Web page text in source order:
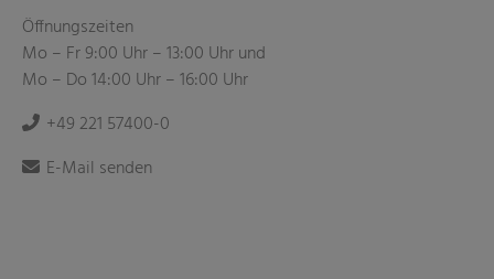
Öffnungszeiten
Mo – Fr 9:00 Uhr – 13:00 Uhr und
Mo – Do 14:00 Uhr – 16:00 Uhr
+49 221 57400-0
E-Mail senden